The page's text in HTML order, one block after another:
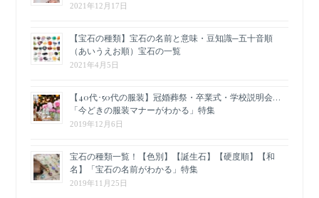
2021年12月17日
【宝石の種類】宝石の名前と意味・豆知識─五十音順
（あいうえお順）宝石の一覧
2021年4月5日
【40代･50代の服装】冠婚葬祭・卒業式・学校説明会…
「今どきの服装マナーがわかる」特集
2019年12月6日
宝石の種類一覧！【色別】【誕生石】【硬度順】【和
名】「宝石の名前がわかる」特集
2019年11月25日